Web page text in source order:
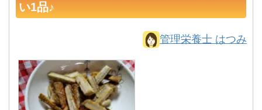
い1品♪
管理栄養士 はつみ